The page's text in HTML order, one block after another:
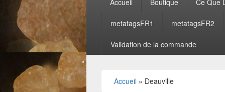
principal
metatagsFR1 metatagsFR2
Validation de la commande
Accueil » Deauville